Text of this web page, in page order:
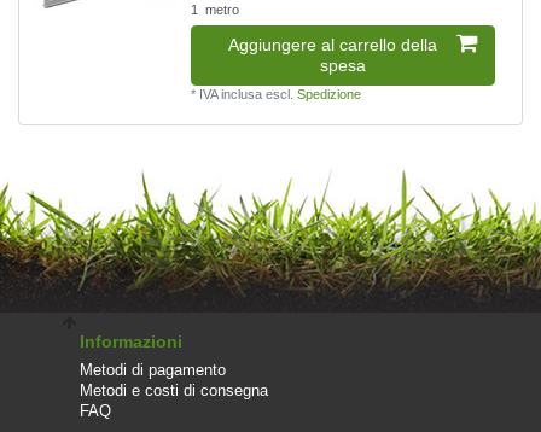
1 metro
Aggiungere al carrello della
spesa
* IVA inclusa escl.Spedizione
Informazioni
Metodi di pagamento
Metodi e costi di consegna
FAQ